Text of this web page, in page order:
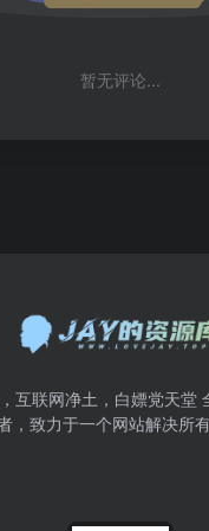
暂无评论...
互联网净土，白嫖党天堂
，致力于一个网站解决所